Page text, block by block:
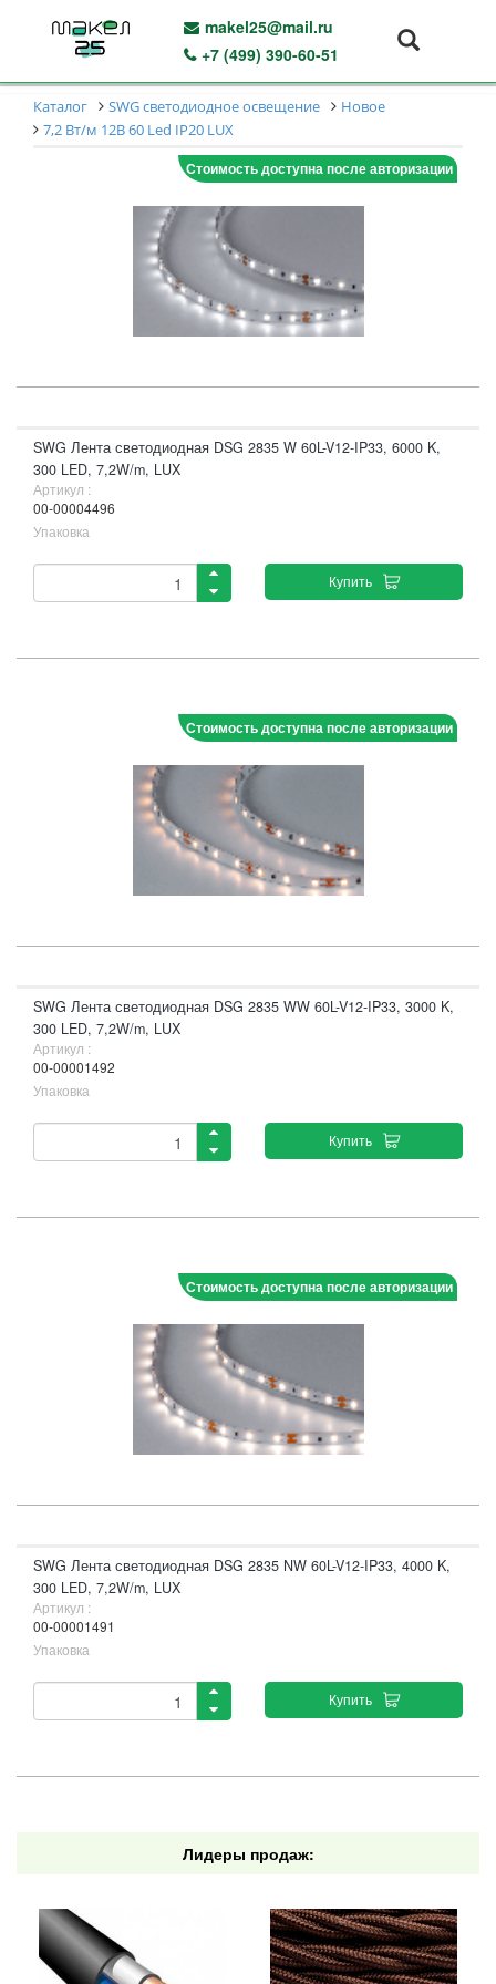
makel25@mail.ru
+7 (499) 390-60-51
Каталог SWG светодиодное освещение
Новое
7,2 Вт/м 12В 60 Led IP20 LUX
Стоимость доступна после авторизации
SWG Лента светодиодная DSG 2835 W 60L-V12-IP33, 6000 K,
300 LED, 7,2W/m, LUX
Артикул :
00-00004496
Упаковка
Купить
Стоимость доступна после авторизации
SWG Лента светодиодная DSG 2835 WW 60L-V12-IP33, 3000 K,
300 LED, 7,2W/m, LUX
Артикул :
00-00001492
Упаковка
Купить
Стоимость доступна после авторизации
SWG Лента светодиодная DSG 2835 NW 60L-V12-IP33, 4000 K,
300 LED, 7,2W/m, LUX
Артикул :
00-00001491
Упаковка
Купить
Лидеры продаж: